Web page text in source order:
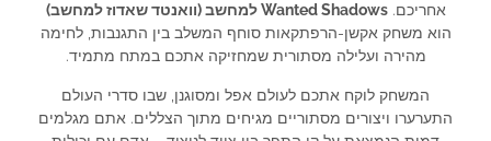
אחריכם.Wanted Shadows למחשב (וואנטד שאדוז למחשב)
הוא משחק אקשן-הרפתקאות סוחף המשלב בין התגנבות, לחימה
מהירה ועלילה מסתורית שמחזיקה אתכם במתח מתמיד.
המשחק לוקח אתכם לעולם אפל ומסוגנן, שבו סדרי העולם
התערערו ויצורים מסתוריים מגיחים מתוך הצללים. אתם מגלמים